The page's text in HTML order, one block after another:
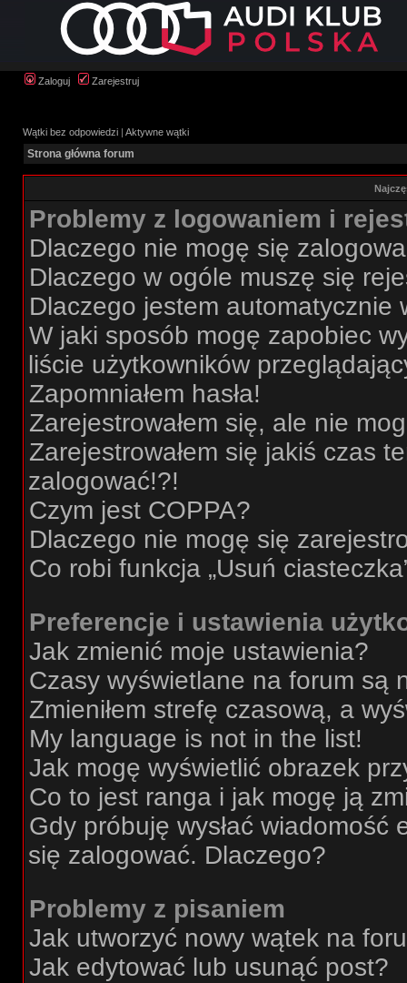
Zaloguj Zarejestruj
Wątki bez odpowiedzi | Aktywne wątki
Strona główna forum
Problemy z logowaniem i
Dlaczego nie mogę się
Dlaczego w ogóle muszę się
Dlaczego jestem automatycznie
W jaki sposób mogę zapobiec
liście użytkowników
Zapomniałem hasła!
Zarejestrowałem się, ale nie
Zarejestrowałem się jakiś czas
zalogować!?!
Czym jest COPPA?
Dlaczego nie mogę się
Co robi funkcja „Usuń
Preferencje i ustawienia
Jak zmienić moje ustawienia?
Czasy wyświetlane na forum są
Zmieniłem strefę czasową, a
My language is not in the list!
Jak mogę wyświetlić obrazek
Co to jest ranga i jak mogę ją
Gdy próbuję wysłać
się zalogować. Dlaczego?
Problemy z pisaniem
Jak utworzyć nowy wątek na
Jak edytować lub usunąć post?